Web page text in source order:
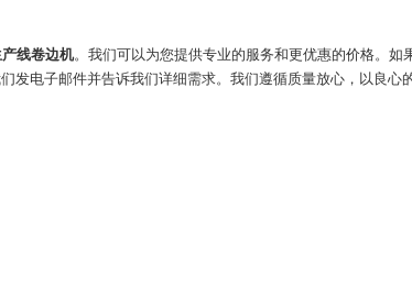
线卷边机。我们可以为您提供专业的服务和更优惠的价格。如
电子邮件并告诉我们详细需求。我们遵循质量放心，以良心